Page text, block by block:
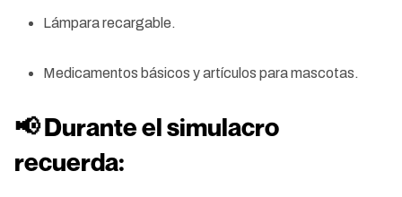
Lámpara recargable.
Medicamentos básicos y artículos para mascotas.
📢 Durante el simulacro
recuerda: